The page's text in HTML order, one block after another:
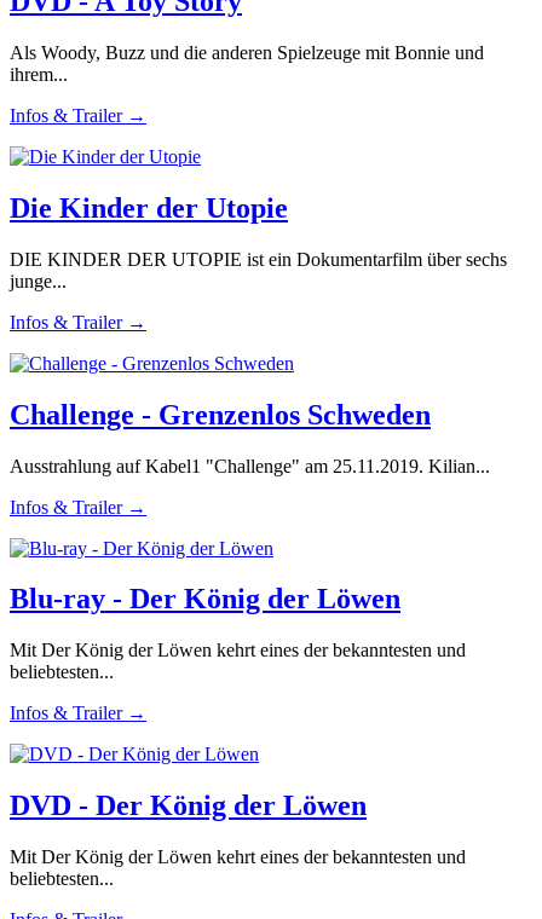
Als Woody, Buzz und die anderen Spielzeuge mit Bonnie und
ihrem...
Infos & Trailer →
Die Kinder der Utopie
DIE KINDER DER UTOPIE ist ein Dokumentarfilm über sechs
junge...
Infos & Trailer →
Challenge - Grenzenlos Schweden
Ausstrahlung auf Kabel1 "Challenge" am 25.11.2019. Kilian...
Infos & Trailer →
Blu-ray - Der König der Löwen
Mit Der König der Löwen kehrt eines der bekanntesten und
beliebtesten...
Infos & Trailer →
DVD - Der König der Löwen
Mit Der König der Löwen kehrt eines der bekanntesten und
beliebtesten...